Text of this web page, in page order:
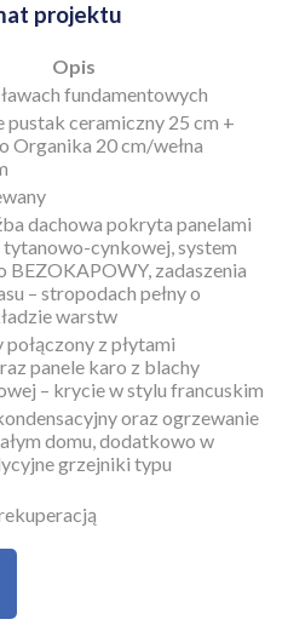
projektu
Opis
fundamentowych
ceramiczny 25 cm +
Organika 20 cm/wełna
dachowa pokryta panelami
tytanowo-cynkowej, system
BEZOKAPOWY, zadaszenia
– stropodach pełny o
warstw
z płytami
panele karo z blachy
– krycie w stylu francuskim
oraz ogrzewanie
domu, dodatkowo w
grzejniki typu